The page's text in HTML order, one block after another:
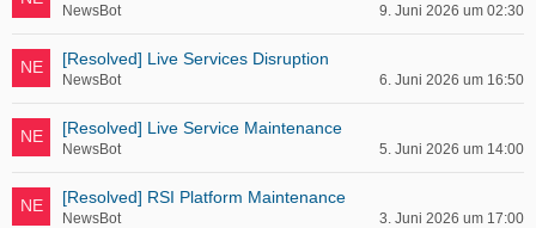
NewsBot 9. Juni 2026 um 02:30
[Resolved] Live Services Disruption
NewsBot 6. Juni 2026 um 16:50
[Resolved] Live Service Maintenance
NewsBot 5. Juni 2026 um 14:00
[Resolved] RSI Platform Maintenance
NewsBot 3. Juni 2026 um 17:00